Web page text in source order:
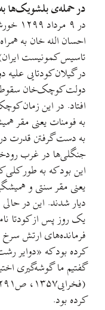
در حمله‌ی بلشویک‌ها
در ۹
احسان الله خان به
تاسیس کمونیست
در گیلان کودتایی
دولت کوچک‌خان
افتاد. در این زمان
به فومنات یعنی مقر
به دست گرفتن قدرت
جنگلی‌ها در غرب
این بود که به طور
یعنی مقر سنتی و
یک روز پس از کودتا
کرده بود که «دوایر
گفتیم ما گوشه‌گیری
کرده بود.